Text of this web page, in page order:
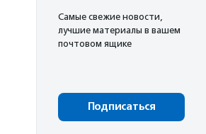
Cамые свежие новости,
лучшие материалы в вашем
почтовом ящике
Подписаться